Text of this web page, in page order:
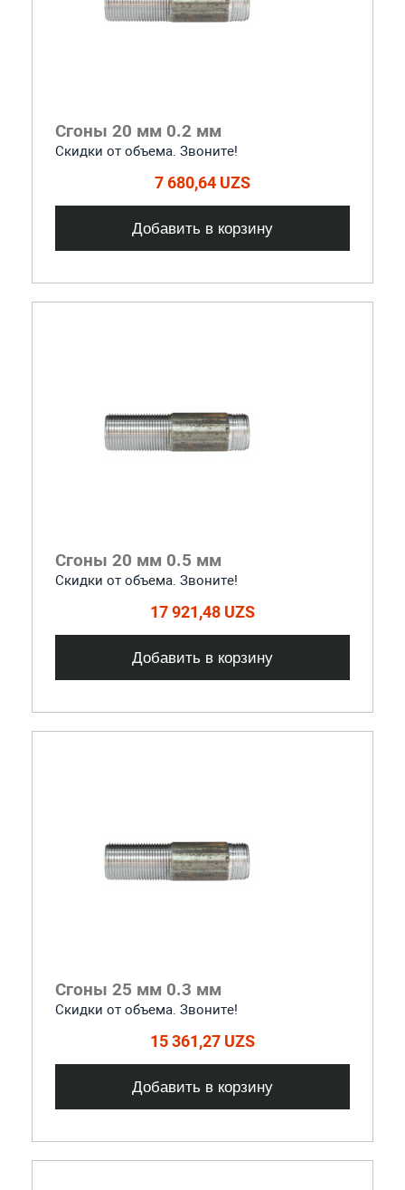
Сгоны 20 мм 0.2 мм
Скидки от объема. Звоните!
7 680,64 UZS
Добавить в корзину
Сгоны 20 мм 0.5 мм
Скидки от объема. Звоните!
17 921,48 UZS
Добавить в корзину
Сгоны 25 мм 0.3 мм
Скидки от объема. Звоните!
15 361,27 UZS
Добавить в корзину